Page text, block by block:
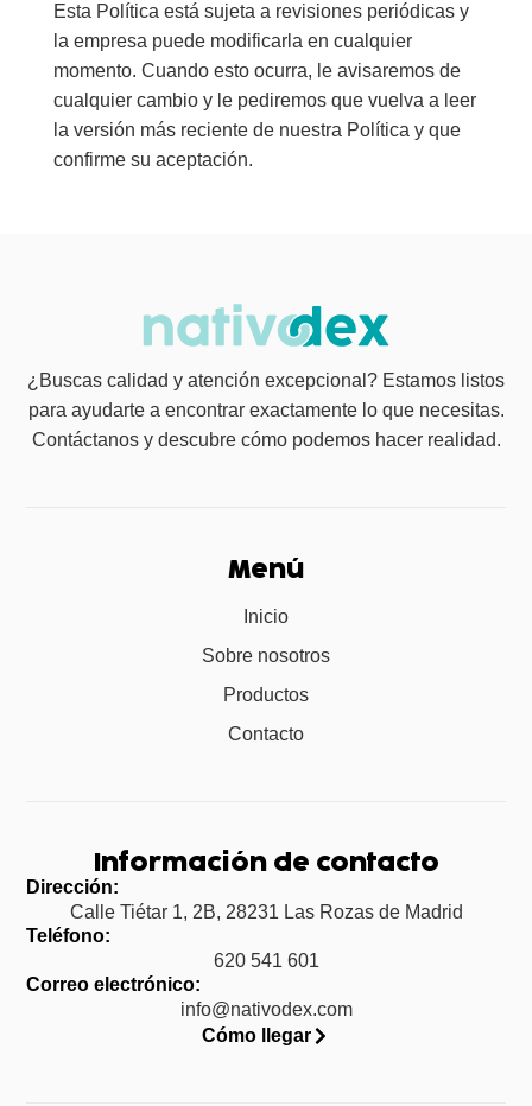
Esta Política está sujeta a revisiones periódicas y
la empresa puede modificarla en cualquier
momento. Cuando esto ocurra, le avisaremos de
cualquier cambio y le pediremos que vuelva a leer
la versión más reciente de nuestra Política y que
confirme su aceptación.
¿Buscas calidad y atención excepcional? Estamos listos
para ayudarte a encontrar exactamente lo que necesitas.
Contáctanos y descubre cómo podemos hacer realidad.
Menú
Inicio
Sobre nosotros
Productos
Contacto
Información de contacto
Dirección:
Calle Tiétar 1, 2B, 28231 Las Rozas de Madrid
Teléfono:
620 541 601
Correo electrónico:
info@nativodex.com
Cómo llegar